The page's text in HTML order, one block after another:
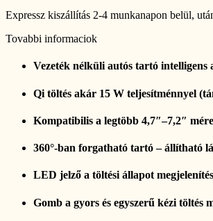
Expressz kiszállítás 2-4 munkanapon belül,
Tovabbi informaciok
Vezeték nélküli autós tartó intelligens
Qi töltés akár 15 W teljesítménnyel
Kompatibilis a legtöbb 4,7″–7,2″
360°-ban forgatható tartó – állítható
LED jelző a töltési állapot
Gomb a gyors és egyszerű kézi töltés